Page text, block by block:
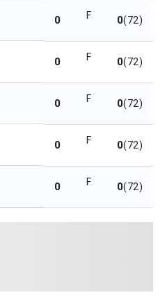
0 F 0(72)
0 F 0(72)
0 F 0(72)
0 F 0(72)
0 F 0(72)